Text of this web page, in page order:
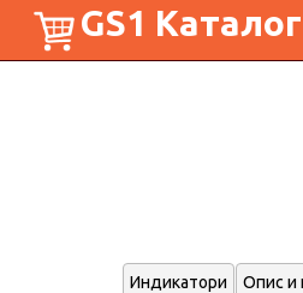
GS1 Каталог
Индикатори Опис и